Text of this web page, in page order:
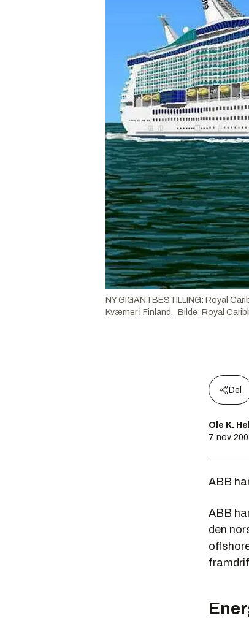
NY GIGANTBESTILLING: Royal
Kværner i Finland.
Bilde: Royal
Del
Ole K.
7. nov.
ABB
ABB
den